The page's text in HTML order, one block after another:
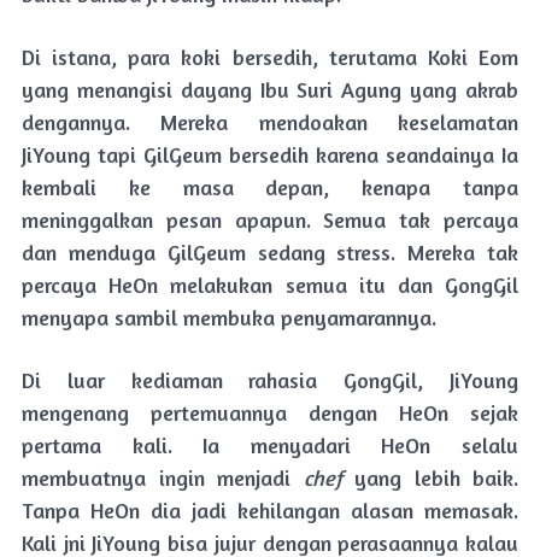
Di istana, para koki bersedih, terutama Koki Eom
yang menangisi dayang Ibu Suri Agung yang akrab
dengannya. Mereka mendoakan keselamatan
JiYoung tapi GilGeum bersedih karena seandainya Ia
kembali ke masa depan, kenapa tanpa
meninggalkan pesan apapun. Semua tak percaya
dan menduga GilGeum sedang stress. Mereka tak
percaya HeOn melakukan semua itu dan GongGil
menyapa sambil membuka penyamarannya.
Di luar kediaman rahasia GongGil, JiYoung
mengenang pertemuannya dengan HeOn sejak
pertama kali. Ia menyadari HeOn selalu
membuatnya ingin menjadi chefyang lebih baik.
Tanpa HeOn dia jadi kehilangan alasan memasak.
Kali jni JiYoung bisa jujur dengan perasaannya kalau